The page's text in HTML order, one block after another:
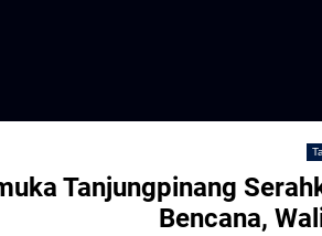
Tanjungpinang
Bencana,